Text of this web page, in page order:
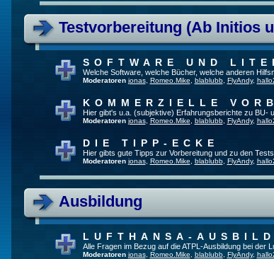
Testvorbereitung (Ab Initios
SOFTWARE UND
Welche Software, welche Bücher, welche anderen
Moderatoren jonas, Romeo.Mike blablubb, FlyAndy,
KOMMERZIELLE
Hier gibt's u.a. (subjektive) Erfahrungsberichte zu BU-
Moderatoren jonas, Romeo.Mike blablubb, FlyAndy,
DIE TIPP-ECKE
Hier gibts gute Tipps zur Vorbereitung und zu den
Moderatoren jonas, Romeo.Mike blablubb, FlyAndy,
Ausbildung
LUFTHANSA-
Alle Fragen im Bezug auf die ATPL-Ausbildung bei der
Moderatoren jonas, Romeo.Mike blablubb, FlyAndy,